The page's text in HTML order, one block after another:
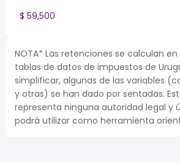
$ 59,500
NOTA* Las retenciones se calculan
tablas de datos de impuestos de
simplificar, algunas de las variables
y otras) se han dado por sentadas.
representa ninguna autoridad legal y
podrá utilizar como herramienta